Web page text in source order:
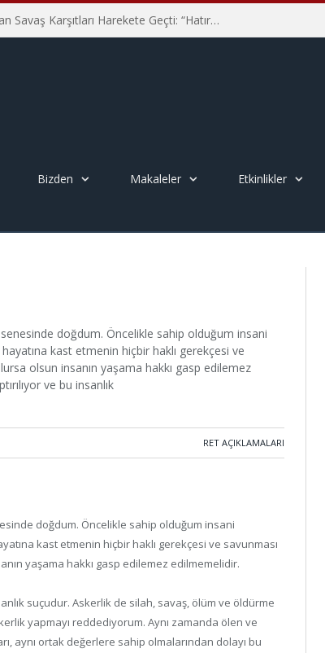
Hiroşima’nın 81. Yılında İtalyan Savaş Karşıtları Harekete Geçti: “Hatırlamak yeterli değil”
Bizden Makaleler Etkinlikler
senesinde doğdum. Öncelikle sahip olduğum insani
kast etmenin hiçbir haklı gerekçesi ve
olsun insanın yaşama hakkı gasp edilemez
ve bu insanlık
RET AÇIKLAMALARI
doğdum. Öncelikle sahip olduğum insani
kast etmenin hiçbir haklı gerekçesi ve savunması
yaşama hakkı gasp edilemez edilmemelidir.
suçudur. Askerlik de silah, savaş, ölüm ve öldürme
yapmayı reddediyorum. Aynı zamanda ölen ve
aynı ortak değerlere sahip olmalarından dolayı bu